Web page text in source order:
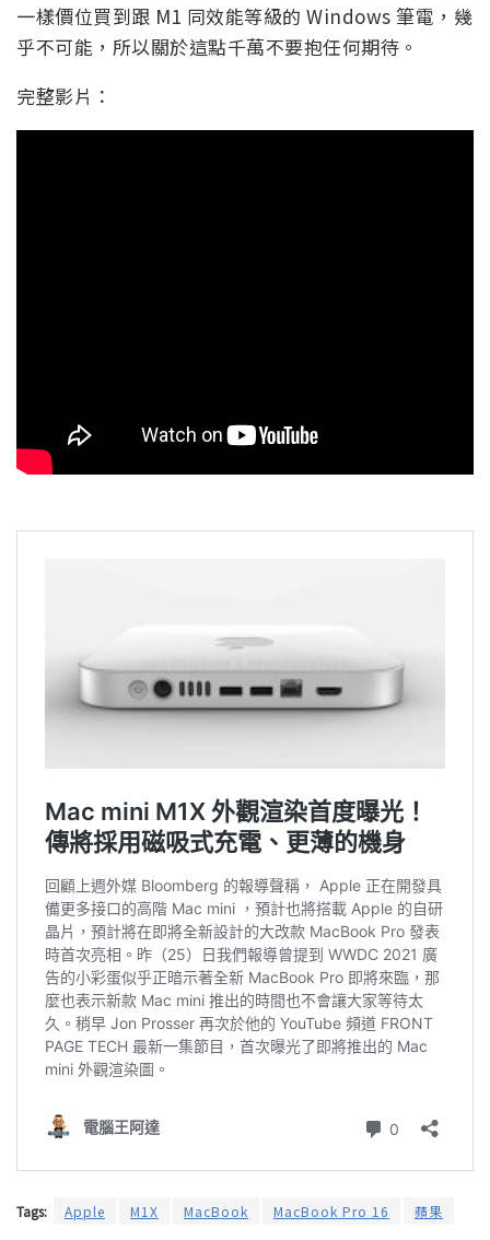
一樣價位買到跟 M1 同效能等級的 Windows 筆電，幾
乎不可能，所以關於這點千萬不要抱任何期待。
完整影片：
Tags: Apple M1X MacBook MacBook Pro 16 蘋果